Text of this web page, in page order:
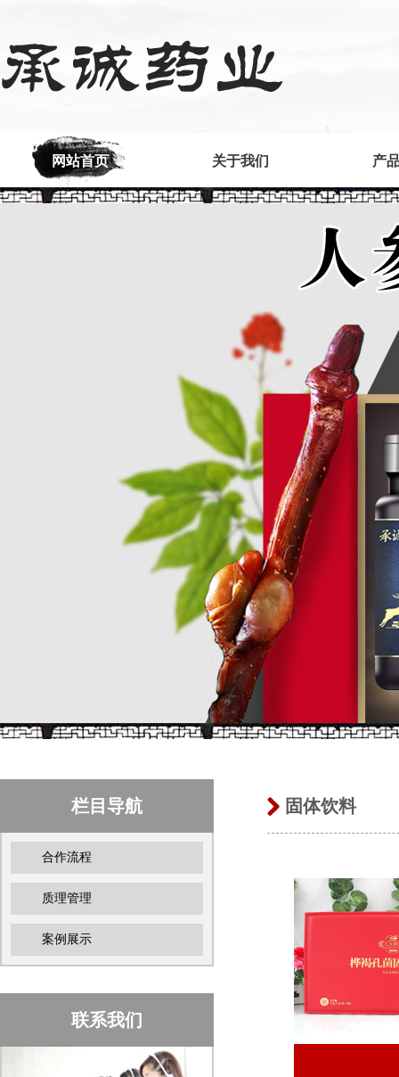
网站首页 关于我们 产
栏目导航
合作流程
质理管理
案例展示
联系我们
固体饮料